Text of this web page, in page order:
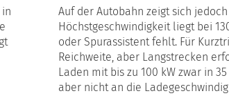
Auf der Autobahn zeigt sich
Höchstgeschwindigkeit liegt bei
oder Spurassistent fehlt. Für
Reichweite, aber Langstrecken
Laden mit bis zu 100 kW zwar in
aber nicht an die